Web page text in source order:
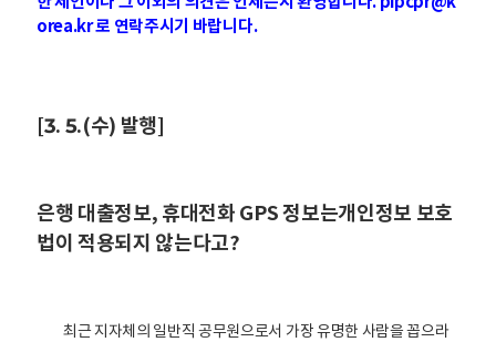
orea.kr 로 연락주시기 바랍니다.
[3. 5.(수) 발행]
은행 대출정보, 휴대전화 GPS 정보는개인정보 보호
법이 적용되지 않는다고?
최근 지자체의 일반직 공무원으로서 가장 유명한 사람을 꼽으라